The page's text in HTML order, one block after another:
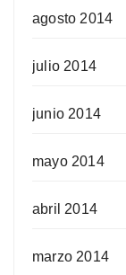
agosto 2014
julio 2014
junio 2014
mayo 2014
abril 2014
marzo 2014